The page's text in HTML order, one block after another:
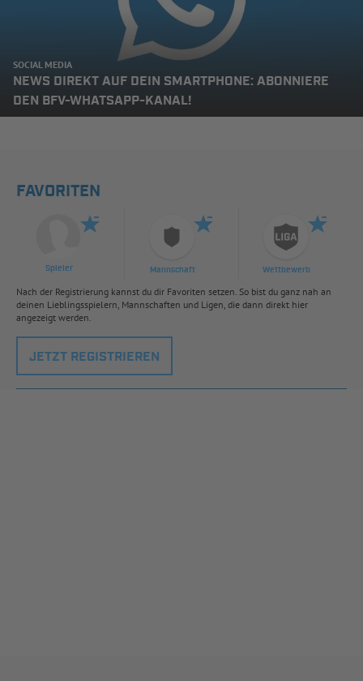
SOCIAL MEDIA
NEWS DIREKT AUF DEIN SMARTPHONE: ABONNIERE
DEN BFV-WHATSAPP-KANAL!
FAVORITEN
Spieler Mannschaft Wettbewerb
Nach der Registrierung kannst du dir Favoriten setzen. So bist du ganz nah an
deinen Lieblingsspielern, Mannschaften und Ligen, die dann direkt hier
angezeigt werden.
JETZT REGISTRIEREN